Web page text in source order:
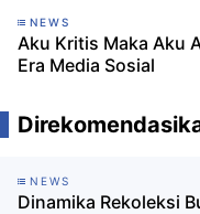
NEWS
Aku Kritis Maka Aku
Era Media Sosial
NEWS
Dinamika Rekoleksi